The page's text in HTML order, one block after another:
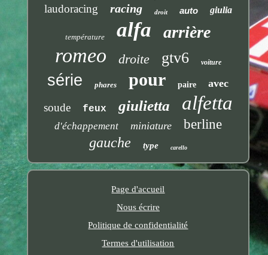
laudoracing racing droit auto giulia
température alfa arrière
romeo droite gtv6 voiture
série phares pour paire avec
soude feux giulietta alfetta
d'échappement miniature berline
gauche type carello
Page d'accueil
Nous écrire
Politique de confidentialité
Termes d'utilisation